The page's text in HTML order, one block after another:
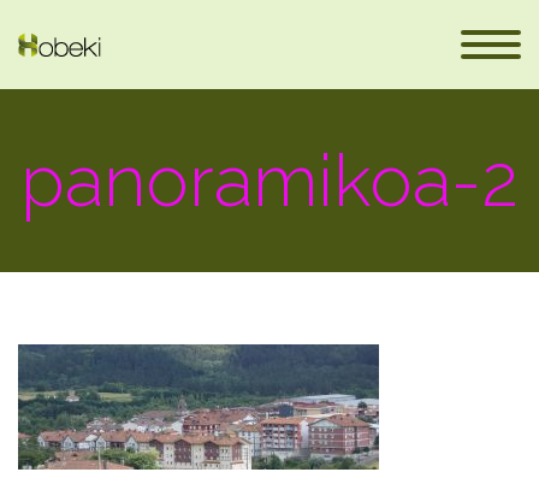
eus
panoramikoa-2